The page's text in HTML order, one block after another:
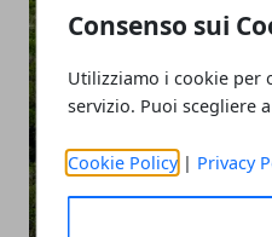
Consenso sui
Utilizziamo i cookie per
servizio. Puoi scegliere
Cookie Policy| Privacy